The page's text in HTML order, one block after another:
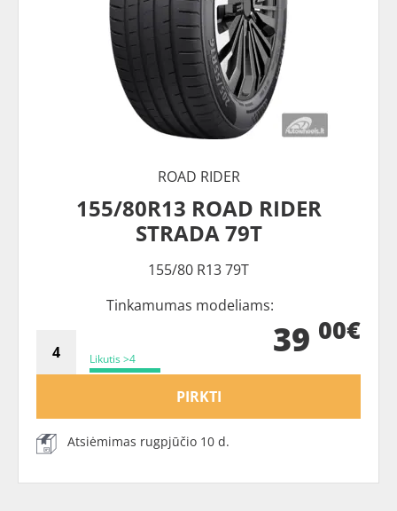
ROAD RIDER
155/80R13 ROAD RIDER
STRADA 79T
155/80 R13 79T
Tinkamumas modeliams:
Likutis >4 39 00€
PIRKTI
Atsiėmimas rugpjūčio 10 d.